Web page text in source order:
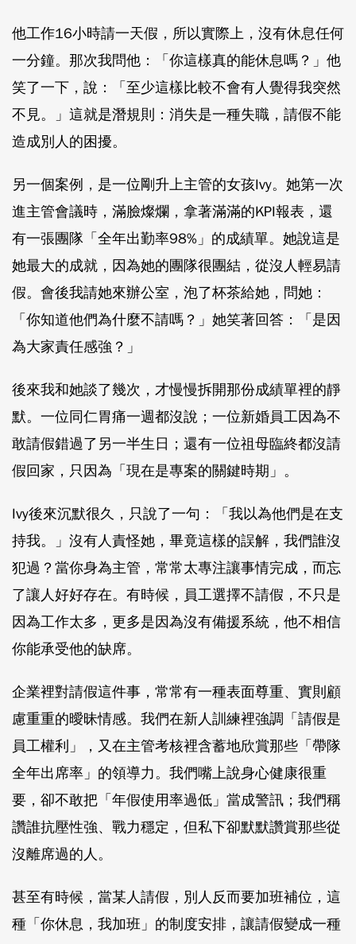
他工作16小時請一天假，所以實際上，沒有休息任何
一分鐘。那次我問他：「你這樣真的能休息嗎？」他
笑了一下，說：「至少這樣比較不會有人覺得我突然
不見。」這就是潛規則：消失是一種失職，請假不能
造成別人的困擾。
另一個案例，是一位剛升上主管的女孩Ivy。她第一次
進主管會議時，滿臉燦爛，拿著滿滿的KPI報表，還
有一張團隊「全年出勤率98%」的成績單。她說這是
她最大的成就，因為她的團隊很團結，從沒人輕易請
假。會後我請她來辦公室，泡了杯茶給她，問她：
「你知道他們為什麼不請嗎？」她笑著回答：「是因
為大家責任感強？」
後來我和她談了幾次，才慢慢拆開那份成績單裡的靜
默。一位同仁胃痛一週都沒說；一位新婚員工因為不
敢請假錯過了另一半生日；還有一位祖母臨終都沒請
假回家，只因為「現在是專案的關鍵時期」。
Ivy後來沉默很久，只說了一句：「我以為他們是在支
持我。」沒有人責怪她，畢竟這樣的誤解，我們誰沒
犯過？當你身為主管，常常太專注讓事情完成，而忘
了讓人好好存在。有時候，員工選擇不請假，不只是
因為工作太多，更多是因為沒有備援系統，他不相信
你能承受他的缺席。
企業裡對請假這件事，常常有一種表面尊重、實則顧
慮重重的曖昧情感。我們在新人訓練裡強調「請假是
員工權利」，又在主管考核裡含蓄地欣賞那些「帶隊
全年出席率」的領導力。我們嘴上說身心健康很重
要，卻不敢把「年假使用率過低」當成警訊；我們稱
讚誰抗壓性強、戰力穩定，但私下卻默默讚賞那些從
沒離席過的人。
甚至有時候，當某人請假，別人反而要加班補位，這
種「你休息，我加班」的制度安排，讓請假變成一種